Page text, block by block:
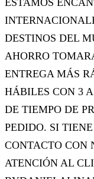
ESTAMOS
DESTINOS DEL
AHORRO
ENTREGA MÁS
HÁBILES CON 3
DE TIEMPO DE
PEDIDO. SI
CONTACTO CON
ATENCIÓN AL